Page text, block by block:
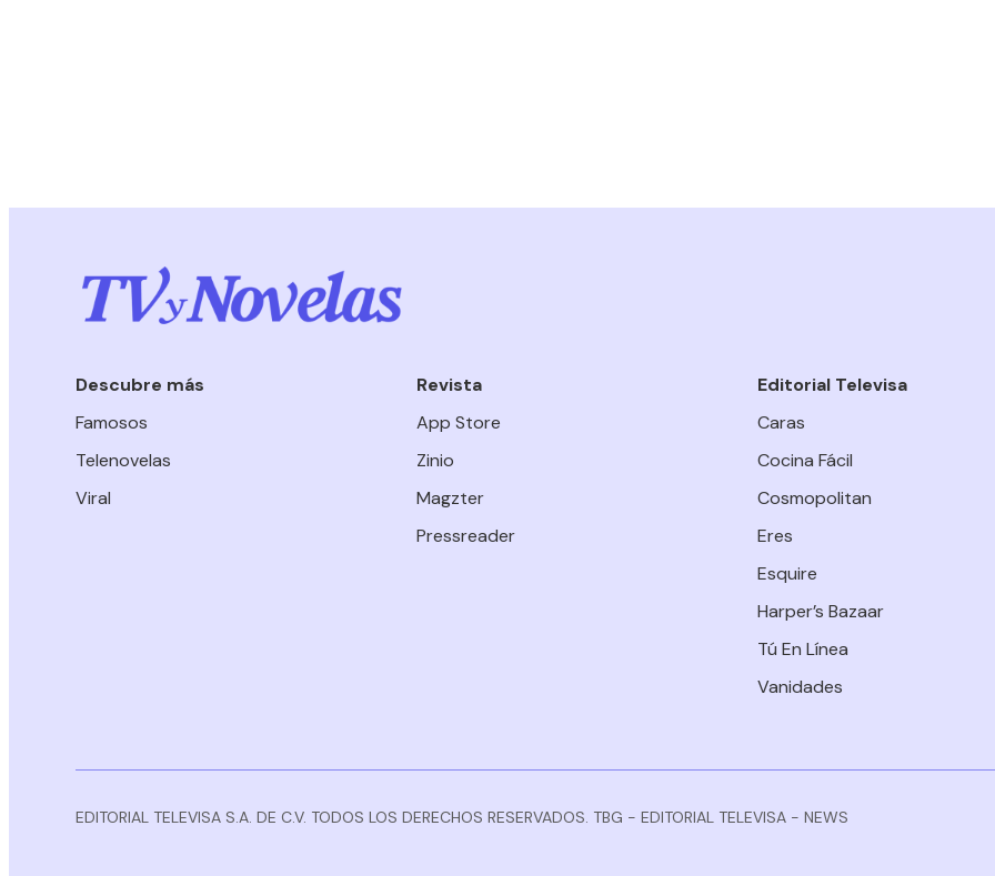
Descubre más
Famosos
Telenovelas
Viral
Revista
App Store
Zinio
Magzter
Pressreader
Editorial Televisa
Caras
Cocina Fácil
Cosmopolitan
Eres
Esquire
Harper’s Bazaar
Tú En Línea
Vanidades
EDITORIAL TELEVISA S.A. DE C.V. TODOS LOS DERECHOS RESERVADOS. TBG - EDITORIAL TELEVISA - NEWS